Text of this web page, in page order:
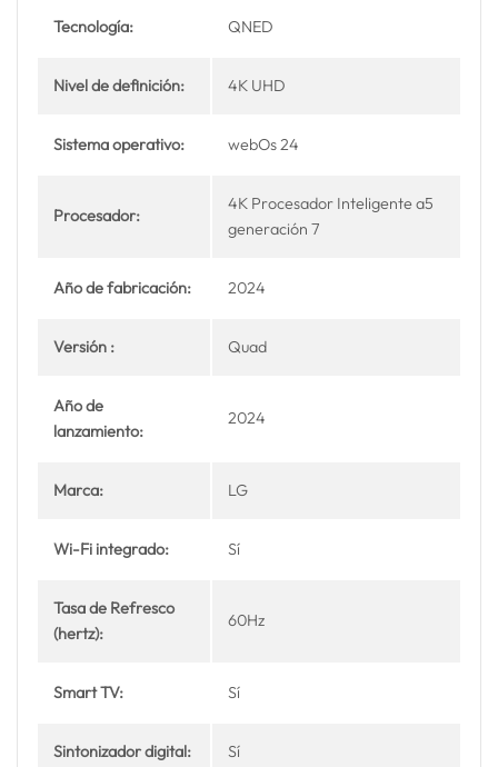
Tecnología: QNED
Nivel de definición: 4K UHD
Sistema operativo: webOs 24
Procesador:
4K Procesador Inteligente a5
generación 7
Año de fabricación: 2024
Versión : Quad
Año de
lanzamiento:
2024
Marca: LG
Wi-Fi integrado: Sí
Tasa de Refresco
(hertz):
60Hz
Smart TV: Sí
Sintonizador digital: Sí